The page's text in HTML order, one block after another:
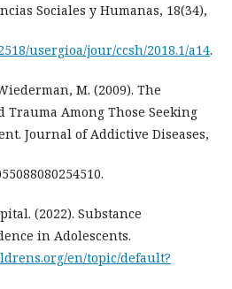
Sociales y Humanas, 18(34),
usergioa/jour/ccsh/2018.1/a14.
M. (2009). The
Trauma Among Those Seeking
Journal of Addictive Diseases,
(2022). Substance
in Adolescents.
en/topic/default?